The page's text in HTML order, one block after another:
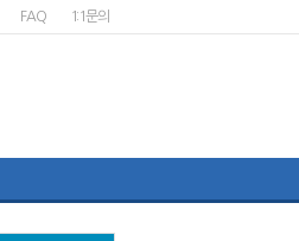
FAQ 1:1문의